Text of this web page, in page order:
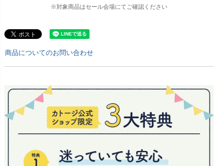
※対象商品はセール会場にてご確認ください
商品についてのお問い合わせ